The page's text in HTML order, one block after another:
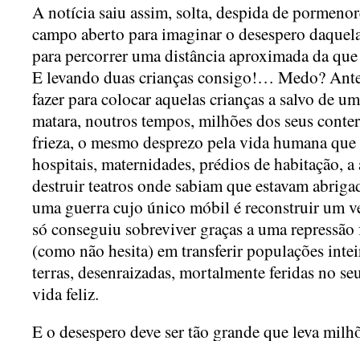
A notícia saiu assim, solta, despida de
campo aberto para imaginar o desespero
para percorrer uma distância aproximada da
E levando duas crianças consigo!… Medo?
fazer para colocar aquelas crianças a salvo de
matara, noutros tempos, milhões dos seus
frieza, o mesmo desprezo pela vida humana
hospitais, maternidades, prédios de habitação, a
destruir teatros onde sabiam que estavam
uma guerra cujo único móbil é reconstruir um
só conseguiu sobreviver graças a uma
(como não hesita) em transferir populações
terras, desenraizadas, mortalmente feridas no
vida feliz.
E o desespero deve ser tão grande que leva